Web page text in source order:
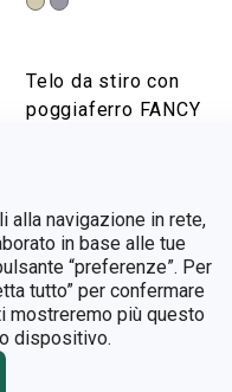
navigazione in rete,
in base alle tue
“preferenze”. Per
tutto” per confermare
mostreremo più questo
dispositivo.
Telo da stiro con
poggiaferro FANCY
Visualizza